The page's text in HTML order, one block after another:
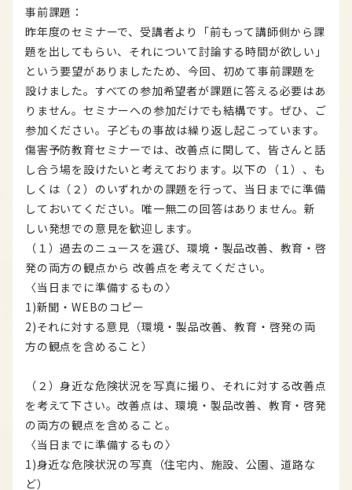
事前課題：
昨年度のセミナーで、受講者より「前もって講師側から課
題を出してもらい、それについて討論する時間が欲しい」
という要望がありましたため、今回、初めて事前課題を
設けました。すべての参加希望者が課題に答える必要はあ
りません。セミナーへの参加だけでも結構です。ぜひ、ご
参加ください。子どもの事故は繰り返し起こっています。
傷害予防教育セミナーでは、改善点に関して、皆さんと話
し合う場を設けたいと考えております。以下の（１）、も
しくは（２）のいずれかの課題を行って、当日までに準備
しておいてください。唯一無二の回答はありません。新
しい発想での意見を歓迎します。
（１）過去のニュースを選び、環境・製品改善、教育・啓
発の両方の観点から 改善点を考えてください。
〈当日までに準備するもの〉
1)新聞・WEBのコピー
2)それに対する意見（環境・製品改善、教育・啓発の両
方の観点を含めること）
（２）身近な危険状況を写真に撮り、それに対する改善点
を考えて下さい。改善点は、環境・製品改善、教育・啓発
の両方の観点を含めること。
〈当日までに準備するもの〉
1)身近な危険状況の写真（住宅内、施設、公園、道路な
ど）